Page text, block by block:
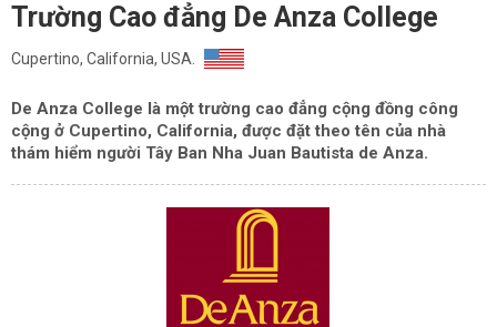
Trường Cao đẳng De Anza College
Cupertino, California, USA.
De Anza College là một trường cao đẳng cộng đồng công
cộng ở Cupertino, California, được đặt theo tên của nhà
thám hiểm người Tây Ban Nha Juan Bautista de Anza.